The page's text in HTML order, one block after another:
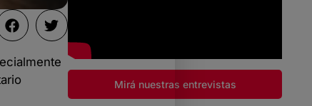
Mirá nuestras entrevistas